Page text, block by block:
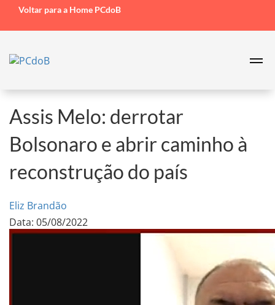
Voltar para a Home PCdoB
Assis Melo: derrotar
Bolsonaro e abrir caminho à
reconstrução do país
Eliz Brandão
Data: 05/08/2022